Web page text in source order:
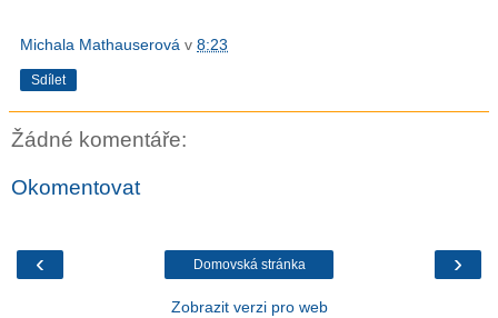
Michala Mathauserová v 8:23
Sdílet
Žádné komentáře:
Okomentovat
‹ ›
Domovská stránka
Zobrazit verzi pro web